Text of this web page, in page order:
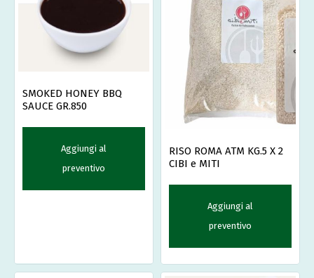
SMOKED HONEY BBQ
SAUCE GR.850
Aggiungi al
preventivo
RISO ROMA ATM KG.5 X 2
CIBI e MITI
Aggiungi al
preventivo